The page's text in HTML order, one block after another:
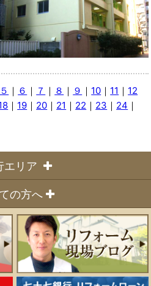
５ ｜ ６ ｜ ７ ｜ ８ ｜ ９ ｜ 10 ｜ 11 ｜ 12
｜ 19 ｜ 20 ｜ 21 ｜ 22 ｜ 23 ｜ 24 ｜
エリア
島市、岩沼市、大崎市
の方へ
テム